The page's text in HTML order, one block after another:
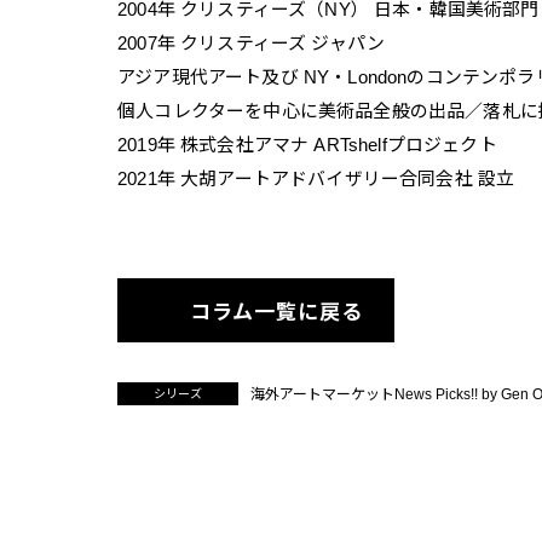
2004年 クリスティーズ（NY） 日本・韓国美術部門
2007年 クリスティーズ ジャパン
アジア現代アート及び NY・Londonのコンテンポラ
個人コレクターを中心に美術品全般の出品／落札に
2019年 株式会社アマナ ARTshelfプロジェクト
2021年 大胡アートアドバイザリー合同会社 設立
コラム一覧に戻る
シリーズ 海外アートマーケットNews Picks!! by Gen